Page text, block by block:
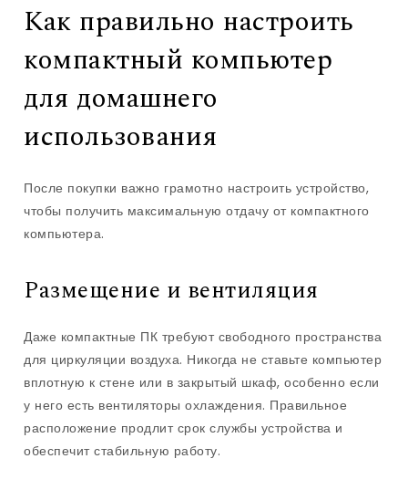
Как правильно настроить
компактный компьютер
для домашнего
использования
После покупки важно грамотно настроить устройство,
чтобы получить максимальную отдачу от компактного
компьютера.
Размещение и вентиляция
Даже компактные ПК требуют свободного пространства
для циркуляции воздуха. Никогда не ставьте компьютер
вплотную к стене или в закрытый шкаф, особенно если
у него есть вентиляторы охлаждения. Правильное
расположение продлит срок службы устройства и
обеспечит стабильную работу.